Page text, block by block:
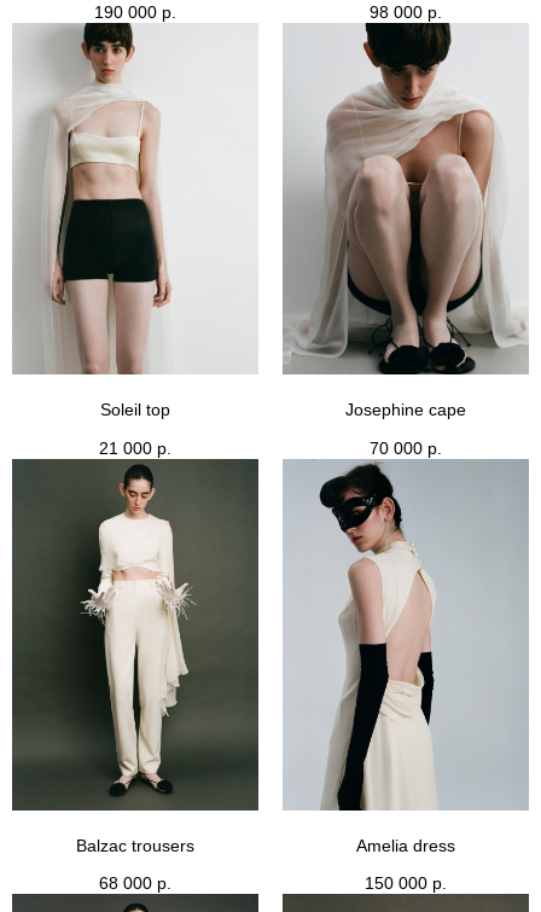
190 000 р. 98 000 р.
Soleil top
21 000 р.
Josephine cape
70 000 р.
Balzac trousers
68 000 р.
Amelia dress
150 000 р.